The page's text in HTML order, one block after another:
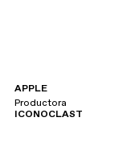
APPLE
Productora
ICONOCLAST